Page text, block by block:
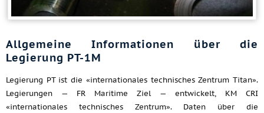
Allgemeine Informationen über die
Legierung PT-1M
Legierung PT ist die «internationales technisches Zentrum Titan».
Legierungen — FR Maritime Ziel — entwickelt, KM CRI
«internationales technisches Zentrum». Daten über die